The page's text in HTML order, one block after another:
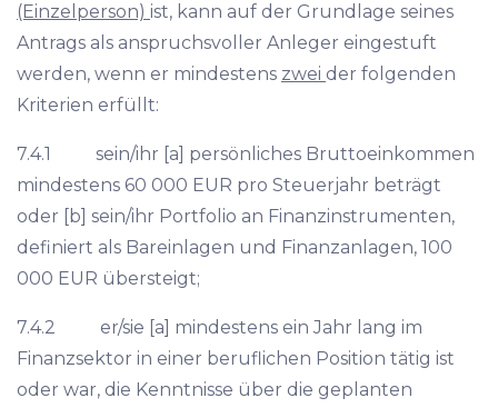
(Einzelperson) ist, kann auf der Grundlage seines
Antrags als anspruchsvoller Anleger eingestuft
werden, wenn er mindestens zwei der folgenden
Kriterien erfüllt:
7.4.1 sein/ihr [a] persönliches Bruttoeinkommen
mindestens 60 000 EUR pro Steuerjahr beträgt
oder [b] sein/ihr Portfolio an Finanzinstrumenten,
definiert als Bareinlagen und Finanzanlagen, 100
000 EUR übersteigt;
7.4.2 er/sie [a] mindestens ein Jahr lang im
Finanzsektor in einer beruflichen Position tätig ist
oder war, die Kenntnisse über die geplanten